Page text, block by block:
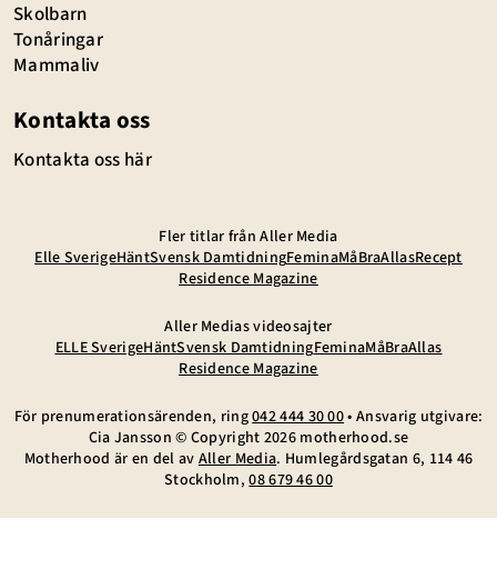
Skolbarn
Tonåringar
Mammaliv
Kontakta oss
Kontakta oss här
Fler titlar från Aller Media
Elle SverigeHäntSvensk DamtidningFeminaMåBraAllasRecept
Residence Magazine
Aller Medias videosajter
ELLE SverigeHäntSvensk DamtidningFeminaMåBraAllas
Residence Magazine
För prenumerationsärenden, ring042 444 30 00• Ansvarig utgivare:
Cia Jansson © Copyright 2026 motherhood.se
Motherhood är en del avAller Media. Humlegårdsgatan 6, 114 46
Stockholm, 08 679 46 00